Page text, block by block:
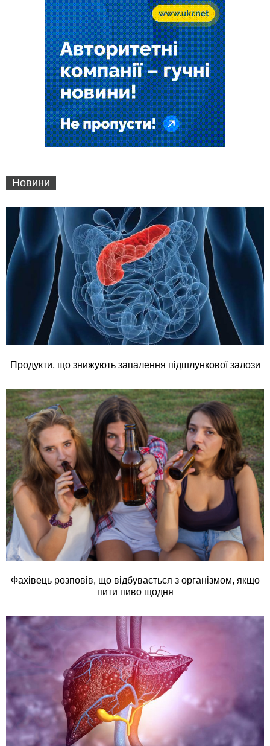
Новини
Продукти, що знижують запалення підшлункової залози
Фахівець розповів, що відбувається з організмом, якщо
пити пиво щодня